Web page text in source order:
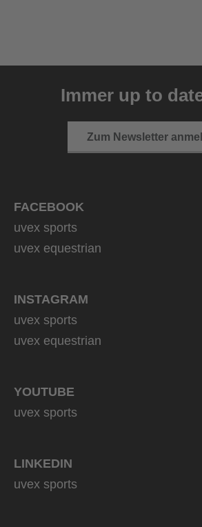
4 FarbvariantenImmer up to
Zum Newsletter
FACEBOOK
uvex sports
uvex equestrian
INSTAGRAM
uvex sports
uvex equestrian
YOUTUBE
uvex sports
LINKEDIN
uvex sports